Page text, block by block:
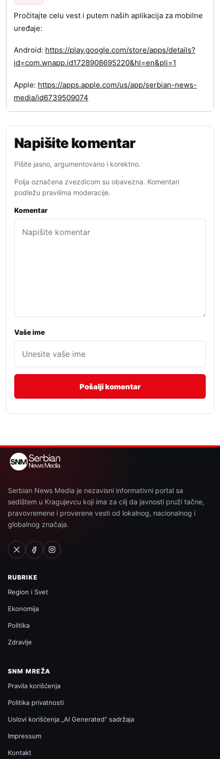
Pročitajte celu vest i putem naših aplikacija za mobilne
uređaje:
Android: https://play.google.com/store/apps/details?
id=com.wnapp.id1728908695220&hl=en&pli=1
Apple: https://apps.apple.com/us/app/serbian-news-
media/id6739509074
Napišite komentar
Pišite jasno, argumentovano i korektno.
Polja označena zvezdicom su obavezna. Komentari
podležu pravilima moderacije.
Komentar
Vaše ime
Serbian News Media je nezavisni informativni portal sa
sedištem u Kragujevcu koji ima za cilj da javnosti pruži tačne,
pravovremene i proverene vesti od lokalnog, nacionalnog i
globalnog značaja.
RUBRIKE
Region i Svet
Ekonomija
Politika
Zdravlje
SNM MREŽA
Pravila korišćenja
Politika privatnosti
Uslovi korišćenja „AI Generated“ sadržaja
Impressum
Kontakt